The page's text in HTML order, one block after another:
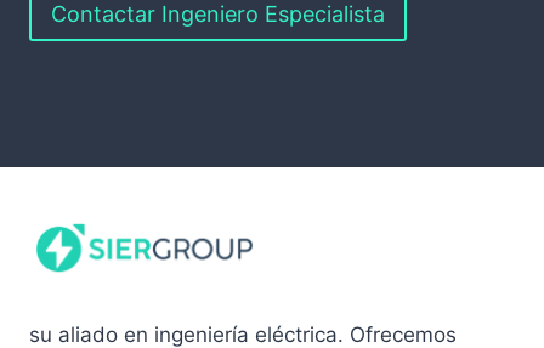
Contactar Ingeniero Especialista
su aliado en ingeniería eléctrica. Ofrecemos